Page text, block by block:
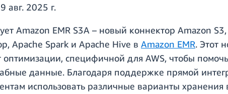
авг. 2025 г.
Amazon EMR S3A – новый коннектор Amazon
Apache Spark и Apache Hive в Amazon EMR. Этот
оптимизации, специфичной для AWS, чтобы
данные. Благодаря поддержке прямой
использовать различные варианты